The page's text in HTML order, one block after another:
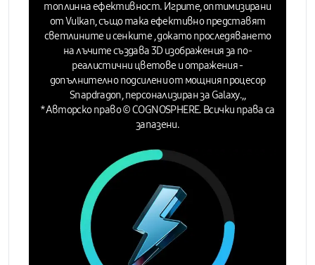
топлинна ефективност. Игрите, оптимизирани
от Vulkan, също така ефективно представят
светлините и сенките , докато проследяването
на лъчите създава 3D изображения за по-
реалистични цветове и отражения -
допълнително подсилени от мощния процесор
Snapdragon, персонализиран за Galaxy.,,
*Авторско право © COGNOSPHERE. Всички права са
запазени.